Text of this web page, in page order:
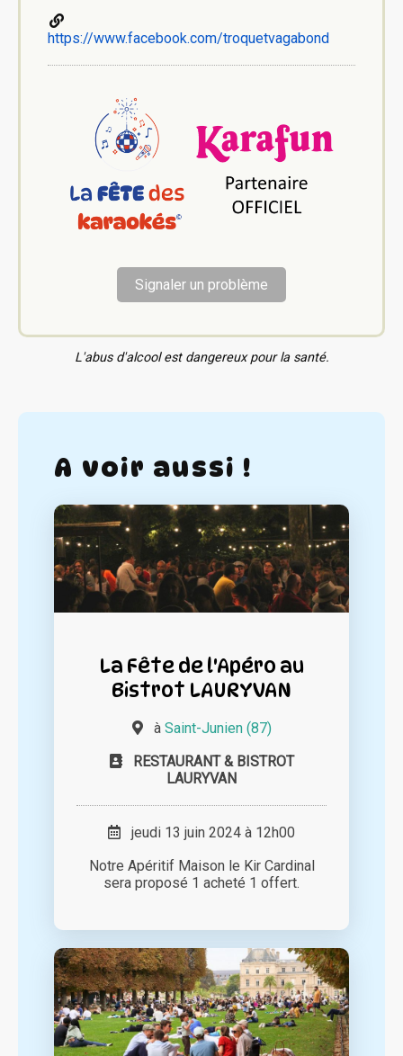
https://www.facebook.com/troquetvagabond
Signaler un problème
L'abus d'alcool est dangereux pour la santé.
A voir aussi !
La Fête de l'Apéro au
Bistrot LAURYVAN
à Saint-Junien (87)
RESTAURANT & BISTROT
LAURYVAN
jeudi 13 juin 2024 à 12h00
Notre Apéritif Maison le Kir Cardinal
sera proposé 1 acheté 1 offert.